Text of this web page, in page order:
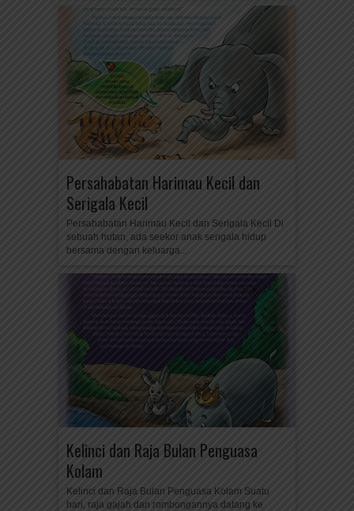
Persahabatan Harimau Kecil dan
Serigala Kecil
Persahabatan Harimau Kecil dan Serigala Kecil Di
sebuah hutan, ada seekor anak serigala hidup
bersama dengan keluarga...
Kelinci dan Raja Bulan Penguasa
Kolam
Kelinci dan Raja Bulan Penguasa Kolam Suatu
hari, raja gajah dan rombongannya datang ke